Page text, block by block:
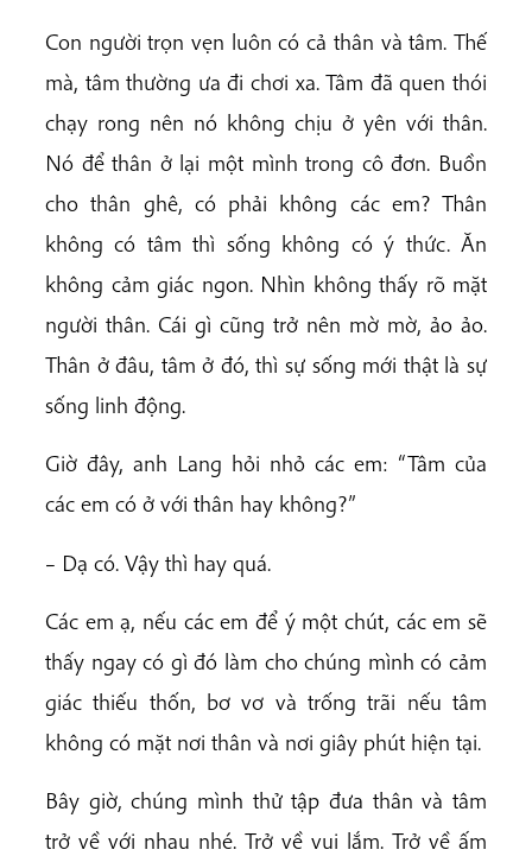
Con người trọn vẹn luôn có cả thân và tâm. Thế
mà, tâm thường ưa đi chơi xa. Tâm đã quen thói
chạy rong nên nó không chịu ở yên với thân.
Nó để thân ở lại một mình trong cô đơn. Buồn
cho thân ghê, có phải không các em? Thân
không có tâm thì sống không có ý thức. Ăn
không cảm giác ngon. Nhìn không thấy rõ mặt
người thân. Cái gì cũng trở nên mờ mờ, ảo ảo.
Thân ở đâu, tâm ở đó, thì sự sống mới thật là sự
sống linh động.
Giờ đây, anh Lang hỏi nhỏ các em: “Tâm của
các em có ở với thân hay không?”
– Dạ có. Vậy thì hay quá.
Các em ạ, nếu các em để ý một chút, các em sẽ
thấy ngay có gì đó làm cho chúng mình có cảm
giác thiếu thốn, bơ vơ và trống trãi nếu tâm
không có mặt nơi thân và nơi giây phút hiện tại.
Bây giờ, chúng mình thử tập đưa thân và tâm
trở về với nhau nhé. Trở về vui lắm. Trở về ấm